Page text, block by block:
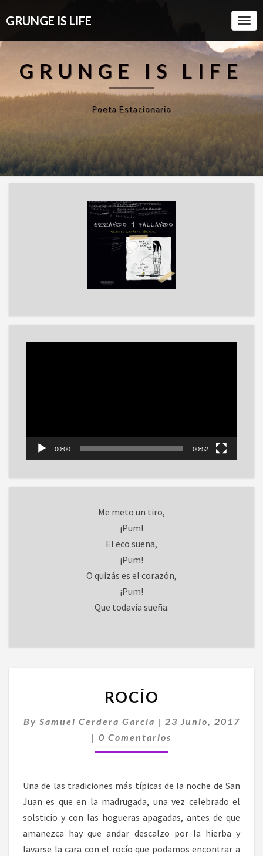
GRUNGE IS LIFE
GRUNGE IS LIFE
Poeta Estacionario
00:00 00:52
Me meto un tiro,
¡Pum!
El eco suena,
¡Pum!
O quizás es el corazón,
¡Pum!
Que todavía sueña.
ROCÍO
By Samuel Cerdera García | 23 Junio, 2017
| Comentarios
0 Comentarios
Una de las tradiciones más típicas de la noche de San
Juan es que en la madrugada, una vez celebrado el
solsticio y con las hogueras apagadas, antes de que
amanezca hay que andar descalzo por la hierba y
lavarse la cara con el rocío que podamos encontrar a